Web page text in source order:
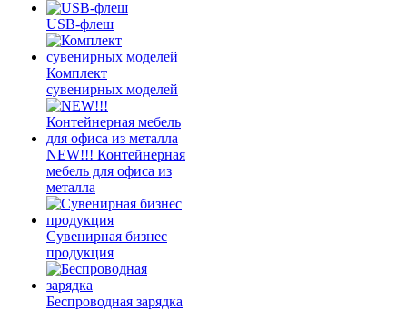
USB-флеш
Комплект
сувенирных моделей
NEW!!! Контейнерная
мебель для офиса из
металла
Сувенирная бизнес
продукция
Беспроводная зарядка